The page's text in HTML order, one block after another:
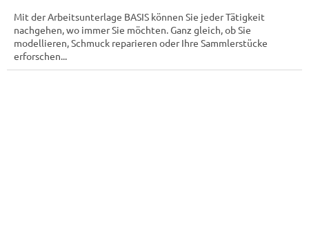
Mit der Arbeitsunterlage BASIS können Sie jeder Tätigkeit
nachgehen, wo immer Sie möchten. Ganz gleich, ob Sie
modellieren, Schmuck reparieren oder Ihre Sammlerstücke
erforschen...